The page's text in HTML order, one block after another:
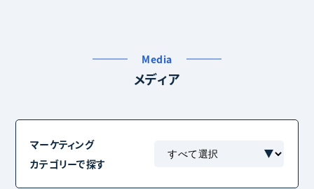
Media
メディア
マーケティング
カテゴリーで探す